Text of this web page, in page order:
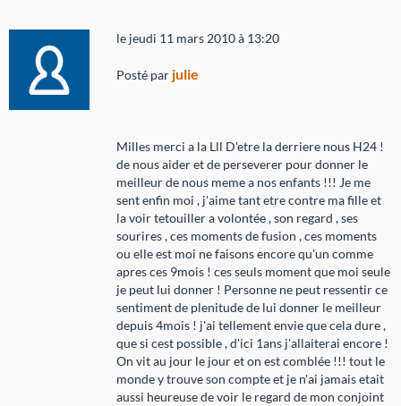
le jeudi 11 mars 2010 à 13:20
Posté par julie
Milles merci a la Lll D'etre la derriere nous H24 !
de nous aider et de perseverer pour donner le
meilleur de nous meme a nos enfants !!! Je me
sent enfin moi , j'aime tant etre contre ma fille et
la voir tetouiller a volontée , son regard , ses
sourires , ces moments de fusion , ces moments
ou elle est moi ne faisons encore qu'un comme
apres ces 9mois ! ces seuls moment que moi seule
je peut lui donner ! Personne ne peut ressentir ce
sentiment de plenitude de lui donner le meilleur
depuis 4mois ! j'ai tellement envie que cela dure ,
que si cest possible , d'ici 1ans j'allaiterai encore !
On vit au jour le jour et on est comblée !!! tout le
monde y trouve son compte et je n'ai jamais etait
aussi heureuse de voir le regard de mon conjoint